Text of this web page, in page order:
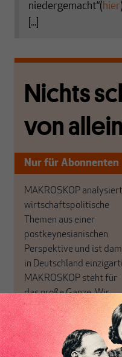
niedergemacht“(hier
[...]
Nichts
von
Nur für Abonnenten
MAKROSKOP analysiert
wirtschaftspolitische
Themen aus einer
postkeynesianischen
Perspektive und ist
in Deutschland
MAKROSKOP steht für
das große Ganze. Wir
haben einen Blick auf
Geld, Wirtschaft und
Politik, den Sie so
woanders nicht finden.